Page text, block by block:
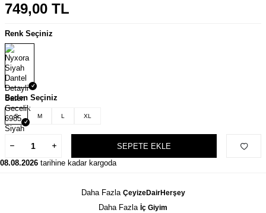
749,00 TL
Renk Seçiniz
Beden Seçiniz
S M L XL
SEPETE EKLE
08.08.2026 tarihine kadar kargoda
Daha Fazla ÇeyizeDairHerşey
Daha Fazla İç Giyim